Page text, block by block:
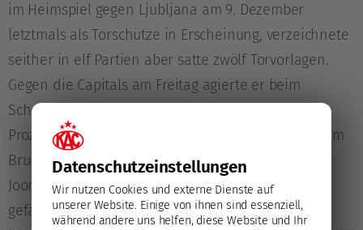
Datenschutz­einstellungen
Wir nutzen Cookies und externe Dienste auf
unserer Website. Einige von ihnen sind essenziell,
während andere uns helfen, diese Website und Ihr
im Heimspiel gegen Ljubljana am 9. Dezember
letztmals als Torschütze in Erscheinung, verzeichnete
seither in elf Partien aber satte zwölf Torvorlagen.
Gegen die Capitals am Freitag agierte er beim
Scheibenaufwurf mit einer Erfolgsquote von 57,9
Prozent einmal mehr solide. Gemeinsam mit seinem
Bruder Michael und Dezember-Neuverpflichtung
Joonas Oden bildet der Mittelstürmer eine
gefährliche zweite Angriffsformation, die den